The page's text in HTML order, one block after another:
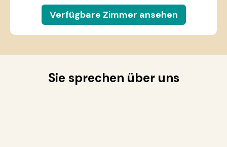
Verfügbare Zimmer ansehen
Sie sprechen über uns